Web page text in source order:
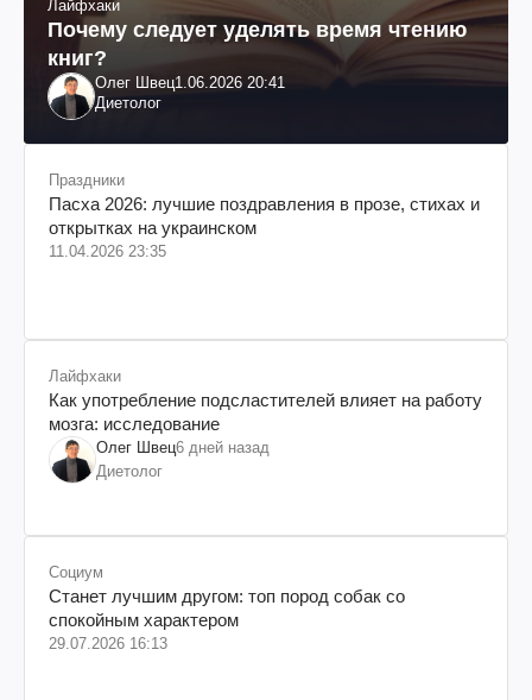
Лайфхаки
Почему следует уделять время чтению
книг?
Олег Швец1.06.2026 20:41
Диетолог
Праздники
Пасха 2026: лучшие поздравления в прозе, стихах и
открытках на украинском
11.04.2026 23:35
Лайфхаки
Как употребление подсластителей влияет на работу
мозга: исследование
Олег Швец6 дней назад
Диетолог
Социум
Станет лучшим другом: топ пород собак со
спокойным характером
29.07.2026 16:13